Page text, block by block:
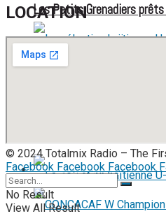
Les Petits Grenadiers
Le MJSAC rend
La sélection haïtienne U-
FOOTBALL FÉMININ
LOCATION
© 2024 Totalmix Radio – The
Facebook Facebook Facebook
No Result
View All Result